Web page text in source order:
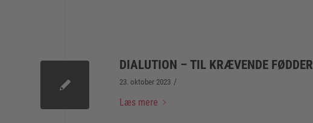
DIALUTION – TIL KRÆVENDE FØDDER
23. oktober 2023 /
Læs mere